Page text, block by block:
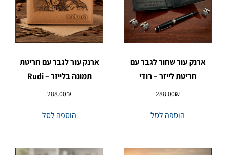
ארנק עור שחור לגבר עם
חריטת לייזר – רודי
288.00₪
הוספה לסל
ארנק עור לגבר עם חריטת
תמונה בלייזר – Rudi
288.00₪
הוספה לסל